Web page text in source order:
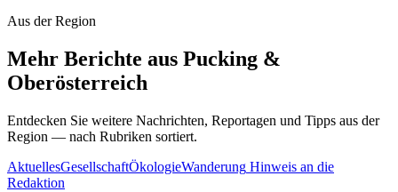
Aus der Region
Mehr Berichte aus Pucking &
Oberösterreich
Entdecken Sie weitere Nachrichten, Reportagen und Tipps aus der
Region — nach Rubriken sortiert.
AktuellesGesellschaftÖkologieWanderung Hinweis an die
Redaktion